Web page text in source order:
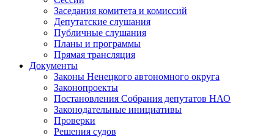
Заседания комитета и комиссий
Депутатские слушания
Публичные слушания
Планы и программы
Прямая трансляция
Документы
Законы Ненецкого автономного округа
Законопроекты
Постановления Собрания депутатов НАО
Законодательные инициативы
Проверки
Решения судов